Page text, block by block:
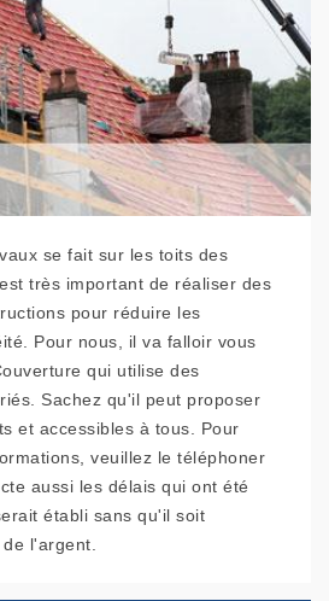
se fait sur les toits des
très important de réaliser des
pour réduire les
Pour nous, il va falloir vous
qui utilise des
Sachez qu'il peut proposer
et accessibles à tous. Pour
veuillez le téléphoner
aussi les délais qui ont été
établi sans qu'il soit
l'argent.